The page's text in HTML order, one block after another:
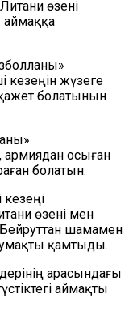
өзені
аймаққа
кезеңін жүзеге
болатынын
армиядан осыған
болатын.
өзені мен
шамамен
қамтыды.
арасындағы
аймақты